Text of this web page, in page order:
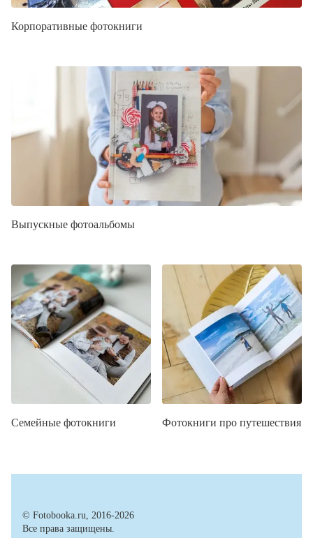
Корпоративные фотокниги
Выпускные фотоальбомы
Семейные фотокниги Фотокниги про путешествия
© Fotobooka.ru, 2016-2026
Все права защищены.